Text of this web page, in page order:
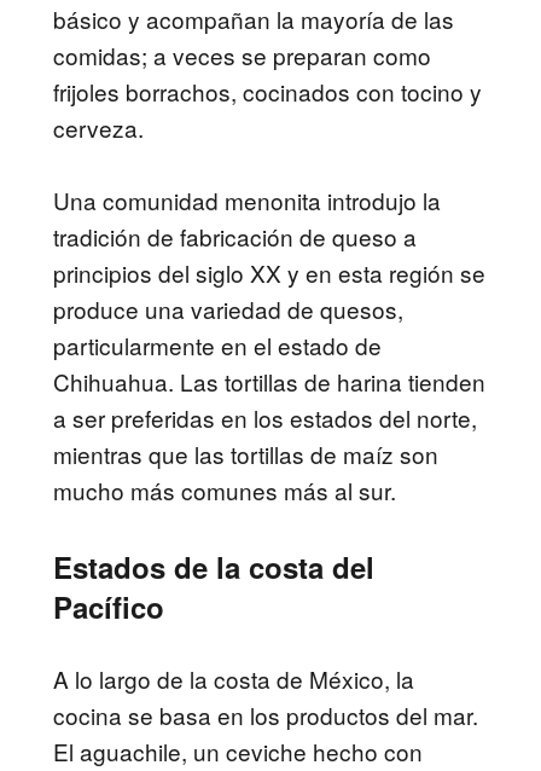
básico y acompañan la mayoría de las
comidas; a veces se preparan como
frijoles borrachos, cocinados con tocino y
cerveza.
Una comunidad menonita introdujo la
tradición de fabricación de queso a
principios del siglo XX y en esta región se
produce una variedad de quesos,
particularmente en el estado de
Chihuahua. Las tortillas de harina tienden
a ser preferidas en los estados del norte,
mientras que las tortillas de maíz son
mucho más comunes más al sur.
Estados de la costa del
Pacífico
A lo largo de la costa de México, la
cocina se basa en los productos del mar.
El aguachile, un ceviche hecho con